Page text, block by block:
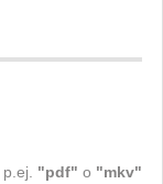
"pdf" o "mkv"